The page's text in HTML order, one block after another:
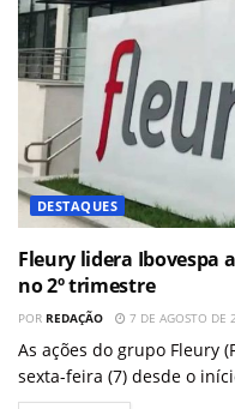
DESTAQUES
Fleury lidera Ibovespa
no 2º trimestre
POR REDAÇÃO 7 DE AGOSTO DE
As ações do grupo Fleury
sexta-feira (7) desde o